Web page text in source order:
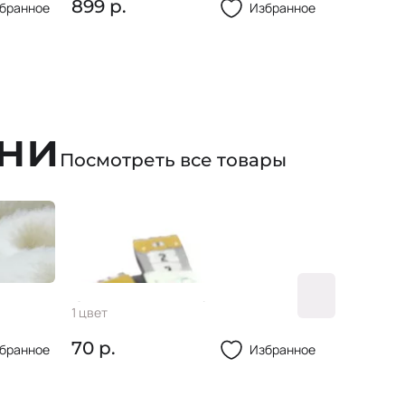
899 р. Избранное
Посмотреть все товары
Сантиметр 150см
1 цвет
70 р. Избранное